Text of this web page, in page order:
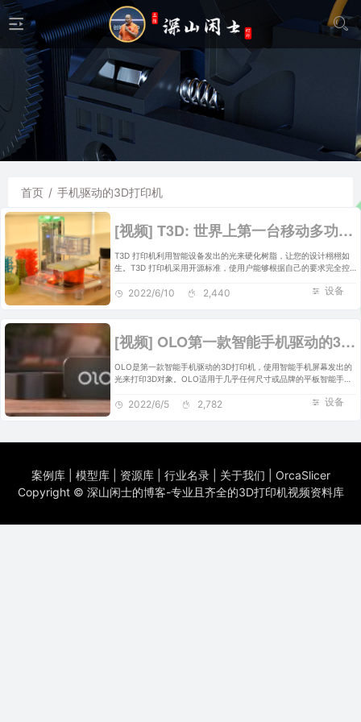
首页 / 手机驱动的3D打印机
[视频] T3D: 世界上第一台移动多功能 3D打印机
T3D 打印机利用智能设备发出的光来硬化树脂，让您的设计栩栩如
生。T3D 打印机采用开源标准，使用户能够根据自己的要求完全控
设备
2022/6/10 2,440
[视频] OLO第一款智能手机驱动的3D打印机
OLO是第一款智能手机驱动的3D打印机，使用智能手机屏幕发出的
光来打印3D对象。OLO适用于几乎任何尺寸或品牌的平板智能手
Android、iOS系统。
设备
2022/6/5 2,782
案例库| 模型库| 资源库| 行业名录| 关于我们
OrcaSlicer
Copyright © 深山闲士的博客-专业且齐全的3D打印机视频资料库